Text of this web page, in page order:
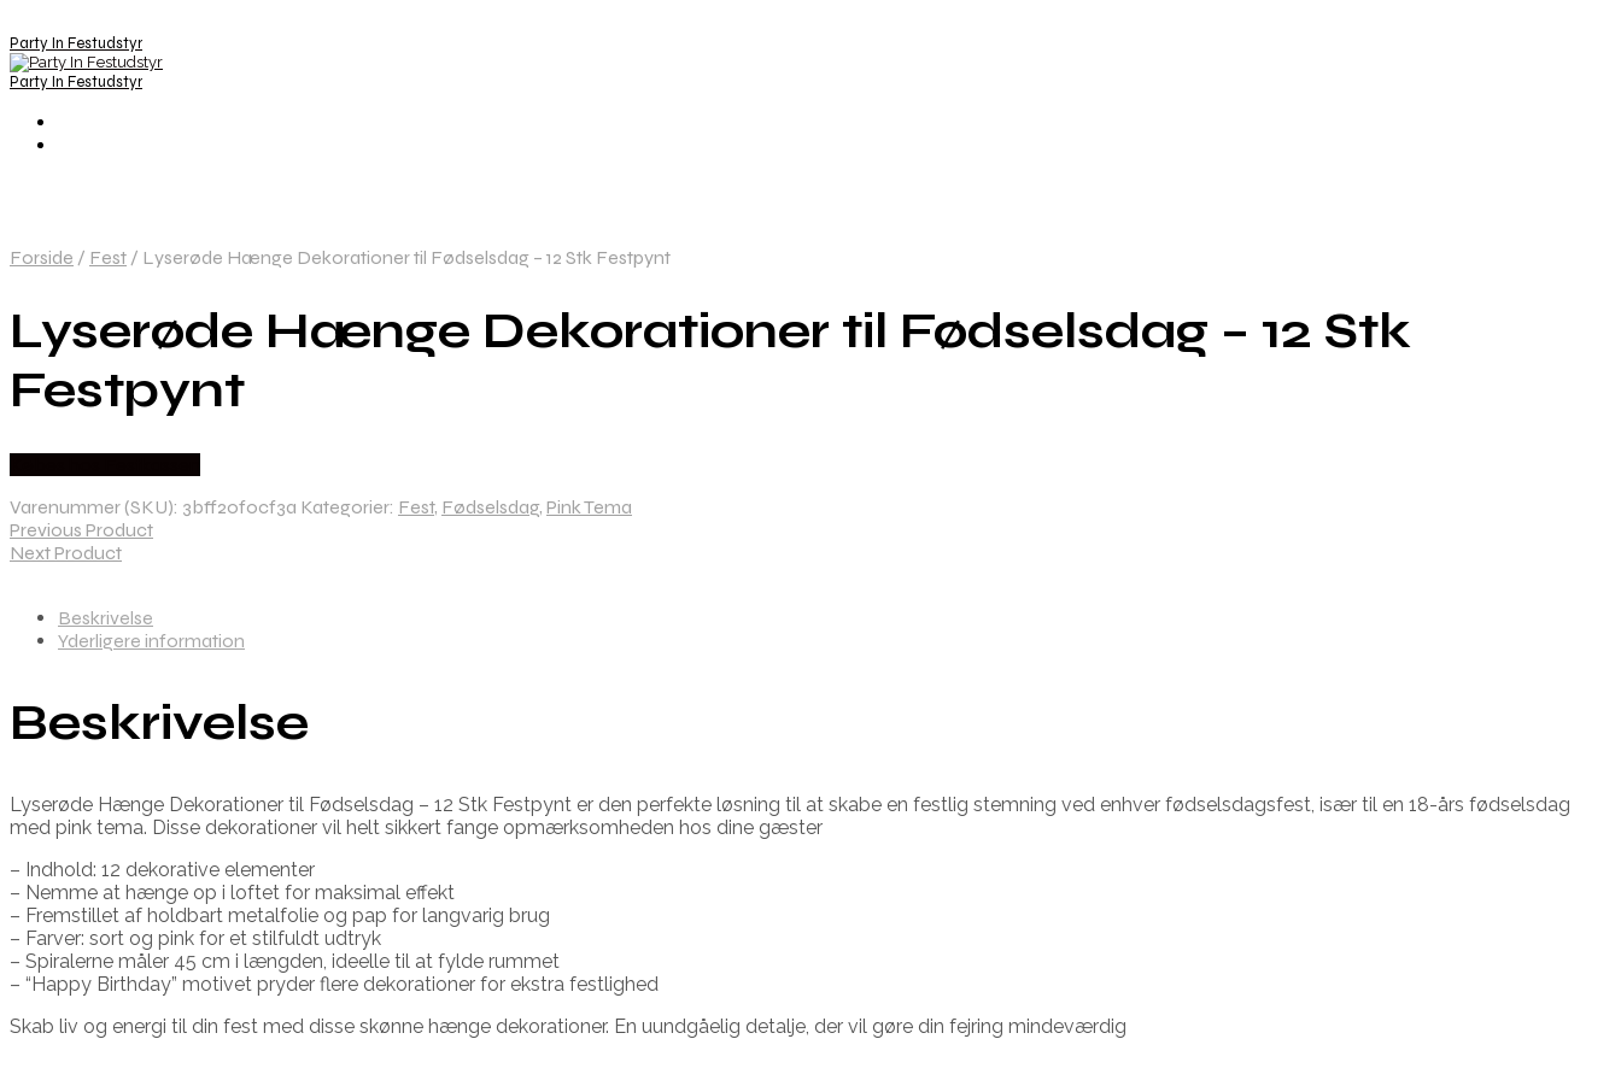
Party In Festudstyr
Party In Festudstyr
Forside / Fest / Lyserøde Hænge Dekorationer til Fødselsdag – 12 Stk Festpynt
Lyserøde Hænge Dekorationer til Fødselsdag – 12 Stk
Festpynt
Varenummer (SKU): 3bff20f0cf3a Kategorier: Fest, Fødselsdag, Pink Tema
Previous Product
Next Product
Beskrivelse
Yderligere information
Beskrivelse
Lyserøde Hænge Dekorationer til Fødselsdag – 12 Stk Festpynt er den perfekte løsning til at skabe en festlig stemning ved enhver fødselsdagsfest, især til en 18-års fødselsdag
med pink tema. Disse dekorationer vil helt sikkert fange opmærksomheden hos dine gæster
– Indhold: 12 dekorative elementer
– Nemme at hænge op i loftet for maksimal effekt
– Fremstillet af holdbart metalfolie og pap for langvarig brug
– Farver: sort og pink for et stilfuldt udtryk
– Spiralerne måler 45 cm i længden, ideelle til at fylde rummet
– “Happy Birthday” motivet pryder flere dekorationer for ekstra festlighed
Skab liv og energi til din fest med disse skønne hænge dekorationer. En uundgåelig detalje, der vil gøre din fejring mindeværdig